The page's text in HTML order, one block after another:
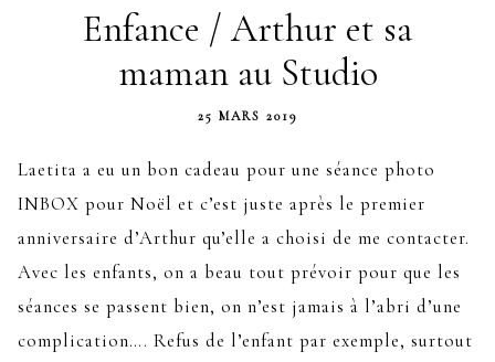
Enfance / Arthur et sa
maman au Studio
25 MARS 2019
Laetita a eu un bon cadeau pour une séance photo
INBOX pour Noël et c’est juste après le premier
anniversaire d’Arthur qu’elle a choisi de me contacter.
Avec les enfants, on a beau tout prévoir pour que les
séances se passent bien, on n’est jamais à l’abri d’une
complication…. Refus de l’enfant par exemple, surtout